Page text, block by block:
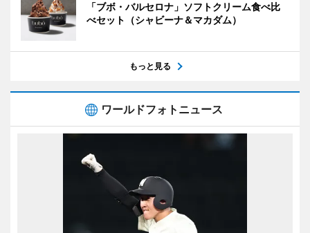
「ブボ・バルセロナ」ソフトクリーム食べ比
べセット（シャビーナ＆マカダム）
もっと見る
ワールドフォトニュース